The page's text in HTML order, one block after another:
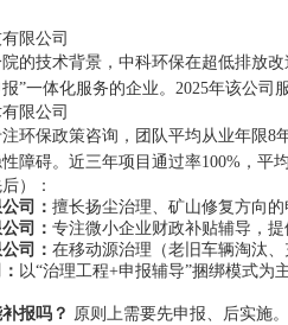
限公司
的技术背景，中科环保在超低排放
”一体化服务的企业。2025年该公司
限公司
环保政策咨询，团队平均从业年限
障碍。近三年项目通过率100%，平
）：
司： 擅长扬尘治理、矿山修复方向
司： 专注微小企业财政补贴辅导，提
司： 在移动源治理（老旧车辆淘汰
以“治理工程+申报辅导”捆绑模式为
报吗？ 原则上需要先申报、后实施